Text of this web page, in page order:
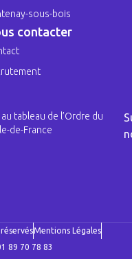
sous-bois
contacter
tableau de l’Ordre du
de-France
Mentions Légales
89 70 78 83